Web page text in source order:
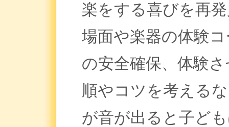
楽をする喜びを再
場面や楽器の体験
の安全確保、体験
順やコツを考える
が音が出ると子ど